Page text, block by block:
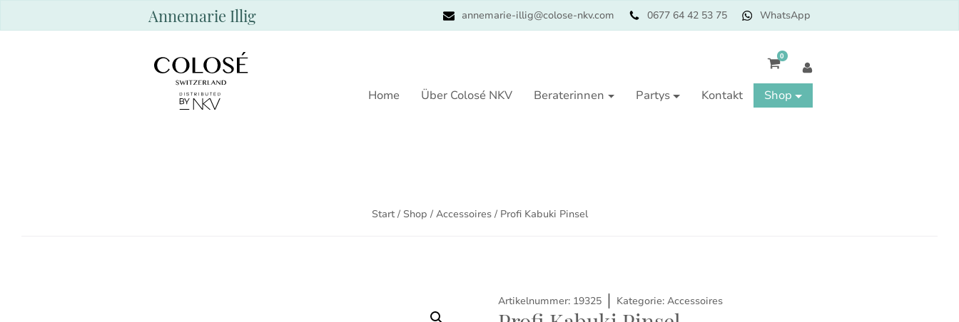
Annemarie Illig annemarie-illig@colose-nkv.com 0677 64 42 53 75 WhatsApp
0
Home Über Colosé NKV Beraterinnen Partys Kontakt Shop
Start/ Shop / Accessoires/ Profi Kabuki Pinsel
Artikelnummer: 19325 Kategorie: Accessoires